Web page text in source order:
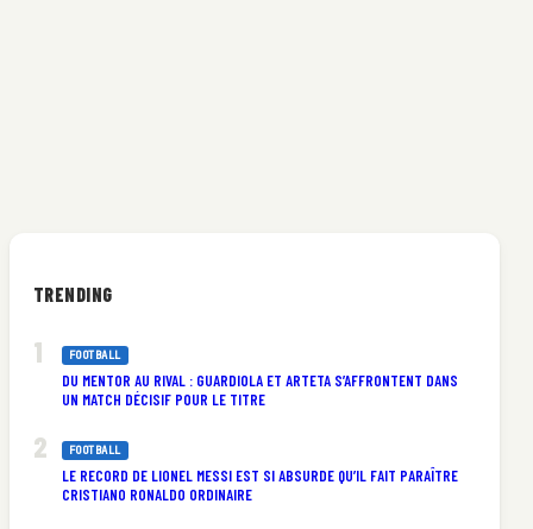
TRENDING
FOOTBALL
DU MENTOR AU RIVAL : GUARDIOLA ET ARTETA S’AFFRONTENT DANS
UN MATCH DÉCISIF POUR LE TITRE
FOOTBALL
LE RECORD DE LIONEL MESSI EST SI ABSURDE QU’IL FAIT PARAÎTRE
CRISTIANO RONALDO ORDINAIRE